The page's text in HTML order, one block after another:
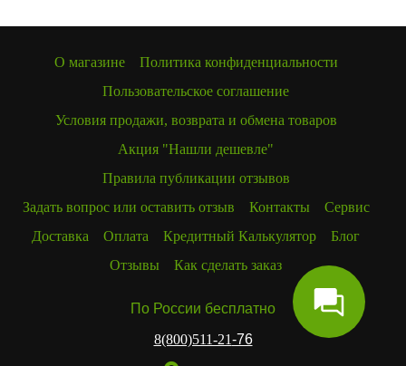
О магазине
Политика конфиденциальности
Пользовательское соглашение
Условия продажи, возврата и обмена товаров
Акция "Нашли дешевле"
Правила публикации отзывов
Задать вопрос или оставить отзыв
Контакты
Сервис
Доставка
Оплата Кредитный Калькулятор
Блог
Отзывы
Как сделать заказ
По России бесплатно
8(800)511-21-76